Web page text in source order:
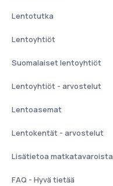
Lentotutka
Lentoyhtiöt
Suomalaiset lentoyhtiöt
Lentoyhtiöt - arvostelut
Lentoasemat
Lentokentät - arvostelut
Lisätietoa matkatavaroista
FAQ - Hyvä tietää